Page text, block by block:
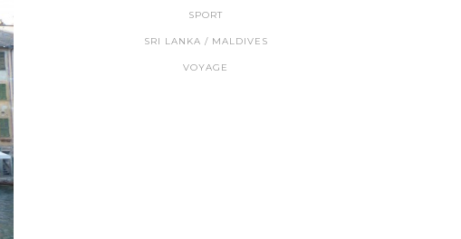
SPORT
SRI LANKA / MALDIVES
VOYAGE